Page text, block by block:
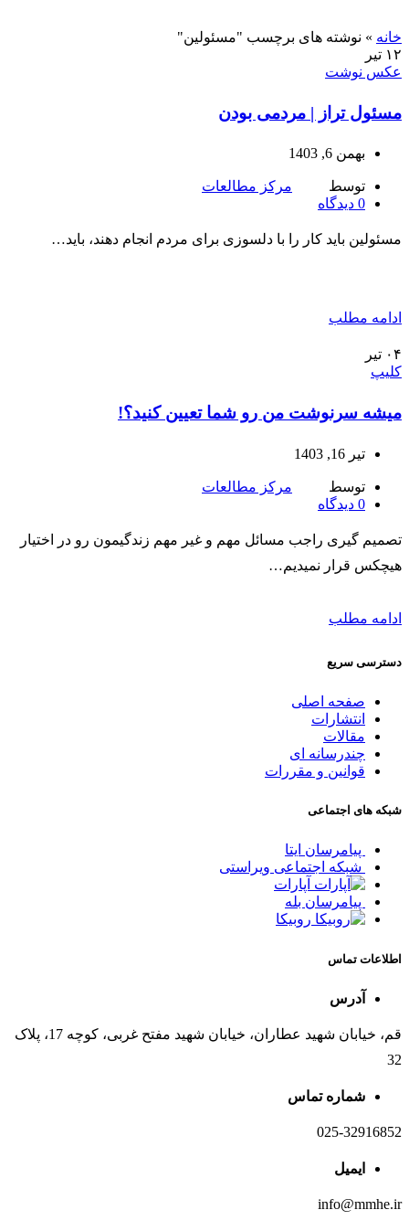
خانه » نوشته های برچسب "مسئولین"
۱۲ تیر
عکس نوشت
مسئول تراز | مردمی بودن
بهمن 6, 1403
توسط
مرکز مطالعات
0 دیدگاه
مسئولین باید کار را با دلسوزی برای مردم انجام دهند، باید…
ادامه مطلب
۰۴ تیر
کلیپ
میشه سرنوشت من رو شما تعیین کنید؟!
تیر 16, 1403
توسط
مرکز مطالعات
0 دیدگاه
تصمیم گیری راجب مسائل مهم و غیر مهم زندگیمون رو در اختیار
هیچکس قرار نمیدیم…
ادامه مطلب
دسترسی سریع
صفحه اصلی
انتشارات
مقالات
چندرسانه ای
قوانین و مقررات
شبکه های اجتماعی
پیامرسان ایتا
شبکه اجتماعی ویراستی
آپارات
پیامرسان بله
روبیکا
اطلاعات تماس
آدرس
قم، خیابان شهید عطاران، خیابان شهید مفتح غربی، کوچه 17، پلاک
32
شماره تماس
025-32916852
ایمیل
info@mmhe.ir